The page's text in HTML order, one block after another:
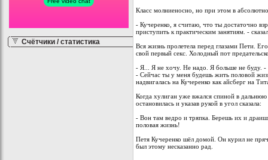
Счётчики / статистика
Класс молниеносно, но при этом в
- Кучеренко, я считаю, что ты достаточно
приступить к практическим занятиям. -
Вся жизнь пролетела перед глазами Пети.
свой первый секс. Холодный пот
- Я... Я не хочу. Не надо. Я больше не буду. -
- Сейчас ты у меня будешь жить половой
надвигалась на Кучеренко как айсберг на
Когда хулиган уже вжался спиной в
остановилась и указав рукой в угол сказала:
- Вон там ведро и тряпка. Берешь их и
половая жизнь!
Петя Кучеренко шёл домой. Он курил не
был этому несказанно рад.